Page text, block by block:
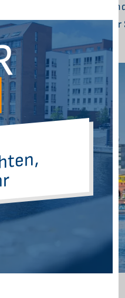
Oranienburg mit
über den